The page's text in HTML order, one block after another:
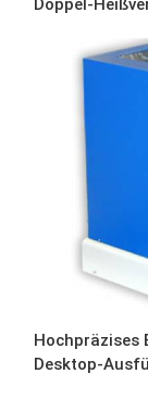
Doppel-
Hochpräzises
Desktop-